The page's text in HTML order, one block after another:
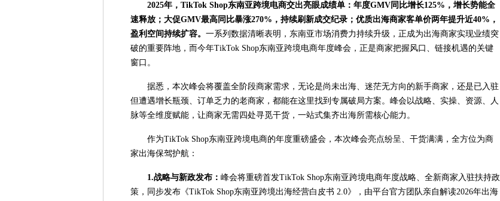
2025年， TikTok Shop东南亚跨境电商交出亮眼成绩单：年度GMV 同比增长125% ，增长势能全
速释放；大促GMV最高同比暴涨270% ，持续刷新成交纪录；优质出海商家客单价两年提升近40% ，
盈利空间持续扩容。 一系列数据清晰表明，东南亚市场消费力持续升级，正成为出海商家实现业绩突
破的重要阵地，而今年TikTok Shop东南亚跨境电商年度峰会，正是商家把握风口、链接机遇的关键
窗口。
据悉，本次峰会将覆盖全阶段商家需求，无论是尚未出海、迷茫无方向的新手商家，还是已入驻
但遭遇增长瓶颈、订单乏力的老商家，都能在这里找到专属破局方案。峰会以战略、实操、资源、人
脉等全维度赋能，让商家无需四处寻觅干货，一站式集齐出海所需核心能力。
作为TikTok Shop东南亚跨境电商的年度重磅盛会，本次峰会亮点纷呈、干货满满，全方位为商
家出海保驾护航：
1.战略与新政发布： 峰会将重磅首发TikTok Shop东南亚跨境电商年度战略、全新商家入驻扶持政
策，同步发布《TikTok Shop东南亚跨境出海经营白皮书 2.0》，由平台官方团队亲自解读2026年出海